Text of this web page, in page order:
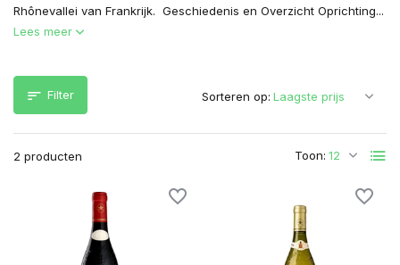
Rhônevallei van Frankrijk. Geschiedenis en Overzicht Oprichting...
Lees meer
Filter
2 producten Toon:
Sorteren op: